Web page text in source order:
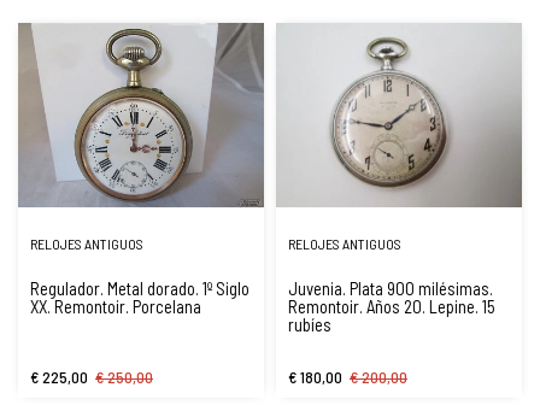
RELOJES ANTIGUOS
Regulador. Metal dorado. 1º Siglo
XX. Remontoir. Porcelana
€ 225,00 € 250,00
RELOJES ANTIGUOS
Juvenia. Plata 900 milésimas.
Remontoir. Años 20. Lepine. 15
rubíes
€ 180,00 € 200,00